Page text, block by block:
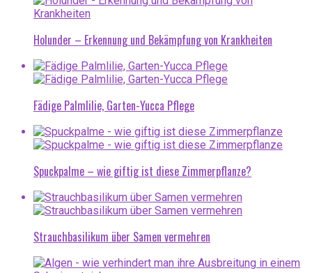
Holunder – Erkennung und Bekämpfung von Krankheiten
Fädige Palmlilie, Garten-Yucca Pflege
Spuckpalme – wie giftig ist diese Zimmerpflanze?
Strauchbasilikum über Samen vermehren